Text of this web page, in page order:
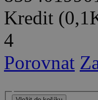
Kredit
4
Porovnat